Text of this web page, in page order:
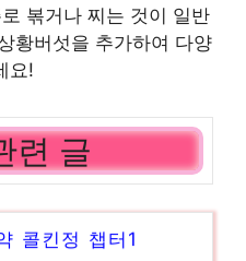
볶거나 찌는 것이 일반
황버섯을 추가하여 다양
요!
련 글
콜킨정 챕터1